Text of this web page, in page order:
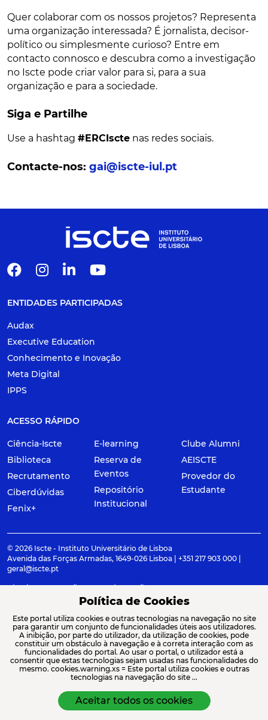
Quer colaborar com os nossos projetos? Representa
uma organização interessada? É jornalista, decisor-
político ou simplesmente curioso? Entre em
contacto connosco e descubra como a investigação
no Iscte pode criar valor para si, para a sua
organização e para a sociedade.
Siga e Partilhe
Use a hashtag #ERCIscte nas redes sociais.
Contacte-nos: gai@iscte-iul.pt
ENTIDADES PARTICIPADAS
Audax
Executive Education
Conhecimento e Inovação
Meta Digital
IPPS
ACESSO RÁPIDO
Ciência-Iscte
Biblioteca
Recrutamento
Ciberdúvidas
Fenix+
E-learning
Reserva de
Eventos
Repositório
Institucional
Clube Alumni
AEISCTE
Provedor do
Estudante
© 2026 Iscte - Instituto Universitário de Lisboa
Avenida das Forças Armadas, 1649-026 Lisboa | +351 217 903 000 |
geral@iscte.pt
Elogios, Sugestões e Reclamações
Termos e condições
Canal de denúncia
ACREDITAÇÕES E ASSOCIAÇÕES
Política de Cookies
Este portal utiliza cookies e outras tecnologias na navegação no site
para garantir um conjunto de funcionalidades úteis aos utilizadores.
A inibição, por parte do utilizador, da utilização de cookies, pode
constituir um obstáculo à navegação e à correta interação com as
funcionalidades do portal. Ao usar o portal, o utilizador está a
consentir que estas tecnologias sejam usadas nas funcionalidades do
mesmo. cookies.warning.xs = Este portal utiliza cookies e outras
tecnologias na navegação do site ...
Aceitar todos os cookies